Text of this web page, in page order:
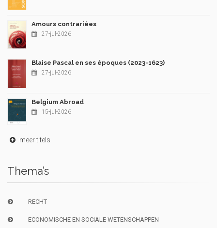
Amours contrariées
27-jul-2026
Blaise Pascal en ses époques (2023-1623)
27-jul-2026
Belgium Abroad
15-jul-2026
meer titels
Thema’s
RECHT
ECONOMISCHE EN SOCIALE WETENSCHAPPEN